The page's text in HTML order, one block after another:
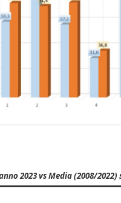
2023 vs Media (2008/2022)